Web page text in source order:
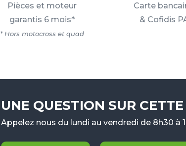
Pièces et moteur
garantis 6 mois*
* Hors motocross et quad
Carte
& Cofidis
UNE QUESTION SUR
Appelez nous du lundi au vendredi de 8h30 à